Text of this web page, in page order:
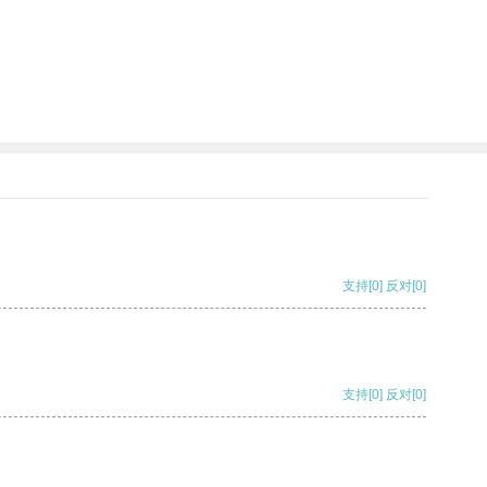
支持[0] 反对[0]
支持[0] 反对[0]